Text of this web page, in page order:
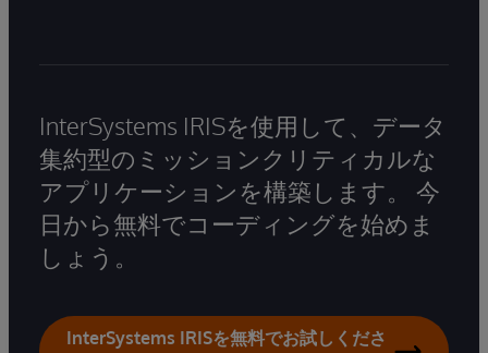
InterSystems IRISを使用して、データ
集約型のミッションクリティカルな
アプリケーションを構築します。 今
日から無料でコーディングを始めま
しょう。
InterSystems IRISを無料でお試しくださ